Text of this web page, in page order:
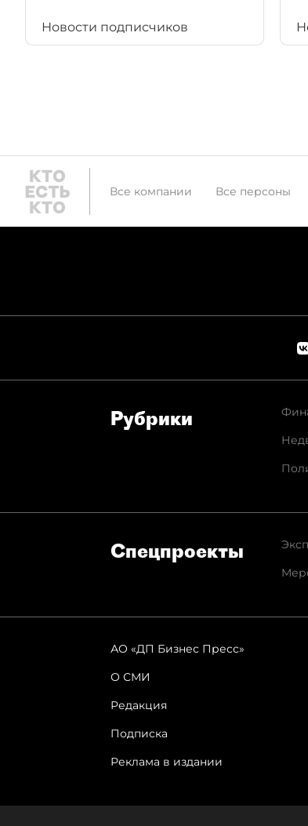
Новости подписчиков
Все компании Все персоны
Рубрики
Спец­проекты
АО «ДП Бизнес Пресс»
О СМИ
Редакция
Подписка
Реклама в издании